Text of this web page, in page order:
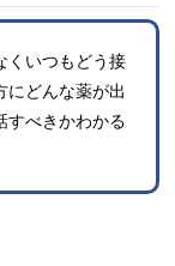
くいつもどう接
にどんな薬が出
すべきかわかる